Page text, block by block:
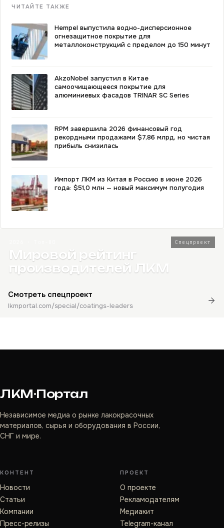
ЧИТАЙТЕ ТАКЖЕ
Hempel выпустила водно-дисперсионное
огнезащитное покрытие для
металлоконструкций с пределом до 150 минут
AkzoNobel запустил в Китае
самоочищающееся покрытие для
алюминиевых фасадов TRINAR SC Series
RPM завершила 2026 финансовый год
рекордными продажами $7,86 млрд, но чистая
прибыль снизилась
Импорт ЛКМ из Китая в Россию в июне 2026
года: $51,0 млн — новый максимум полугодия
Спецпроект
Мировой рейтинг
производителей ЛКМ
Смотреть спецпроект
lkmportal.com/special/coatings-leaders
ЛКМ·Портал
Независимое медиа о рынке лакокрасочных
материалов, сырья и оборудования в России,
СНГ и мире.
КОНТЕНТ
Новости
Статьи
Компании
Пресс-релизы
ПРОЕКТ
О проекте
Рекламодателям
Медиакит
Telegram-канал